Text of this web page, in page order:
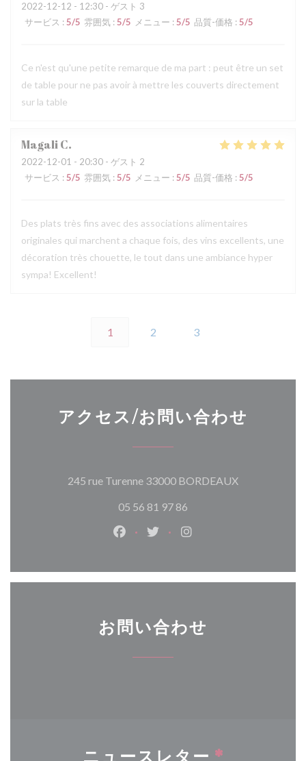
2022-12-12 - 12:30 - ゲスト 3
サービス : 5/5 雰囲気 : 5/5 メニュー : 5/5 品質-価格 : 5/5
Ce n'est qu'une petite remarque de ma part : peut être un set
de table pour ne pas avoir à mettre les couverts directement
sur la table
MagaliC
2022-12-01 - 20:30 - ゲスト 2
サービス : 5/5 雰囲気 : 5/5 メニュー : 5/5 品質-価格 : 5/5
Des plats très fins avec des associations alimentaires
originales qui marchent a chaque fois, des vins excellents, une
décoration très chouette, le tout dans une ambiance hyper
sympa! Excellent!
1 2 3
アクセス/お問い合わせ
245 rue Turenne 33000 BORDEAUX((新しいウィ
05 56 81 97 86
Facebook ((新しいウィンドウで
Twitter ((新しいウィンドウ
Instagram ((新しいウ
お問い合わせ
ニュースレター *